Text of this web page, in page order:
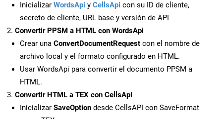
Inicializar WordsApi y CellsApi con su ID de cliente,
secreto de cliente, URL base y versión de API
Convertir PPSM a HTML con WordsApi
Crear una ConvertDocumentRequest con el nombre de
archivo local y el formato configurado en HTML.
Usar WordsApi para convertir el documento PPSM a
HTML.
Convertir HTML a TEX con CellsApi
Inicializar SaveOption desde CellsAPI con SaveFormat